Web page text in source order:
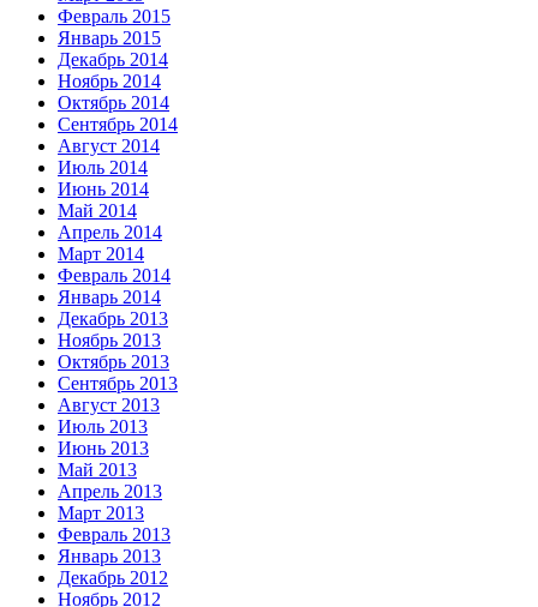
Февраль 2015
Январь 2015
Декабрь 2014
Ноябрь 2014
Октябрь 2014
Сентябрь 2014
Август 2014
Июль 2014
Июнь 2014
Май 2014
Апрель 2014
Март 2014
Февраль 2014
Январь 2014
Декабрь 2013
Ноябрь 2013
Октябрь 2013
Сентябрь 2013
Август 2013
Июль 2013
Июнь 2013
Май 2013
Апрель 2013
Март 2013
Февраль 2013
Январь 2013
Декабрь 2012
Ноябрь 2012